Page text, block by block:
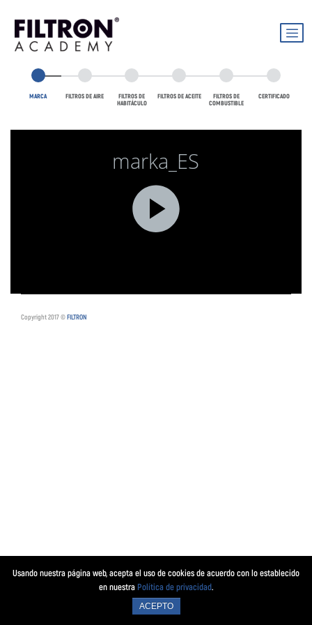
MARCA FILTROS DE AIRE
FILTROS DE
HABITÁCULO
FILTROS DE ACEITE
FILTROS DE
COMBUSTIBLE
CERTIFICADO
Copyright 2017 ©FILTRON
Usando nuestra página web, acepta el uso de cookies de acuerdo con lo establecido
en nuestra Política de privacidad.
ACEPTO